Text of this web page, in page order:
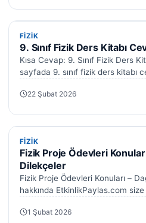
FIZIK
FIZIK
9. Sınıf Fizik Ders Kitabı
Kısa Cevap: 9. Sınıf Fizik Ders
sayfada 9. sınıf fizik ders kitabı
22 Şubat 2026
FIZIK
FIZIK
Fizik Proje Ödevleri Konuları
Dilekçeler
Fizik Proje Ödevleri Konuları –
hakkında EtkinlikPaylas.com
1 Şubat 2026